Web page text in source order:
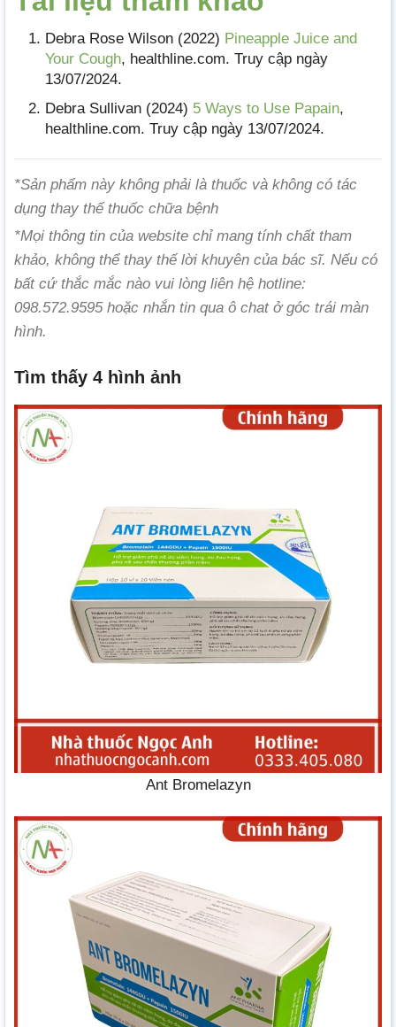
Debra Rose Wilson (2022) Pineapple Juice and
Your Cough, healthline.com. Truy cập ngày
13/07/2024.
Debra Sullivan (2024) 5 Ways to Use Papain,
healthline.com. Truy cập ngày 13/07/2024.
*Sản phẩm này không phải là thuốc và không có tác
dụng thay thế thuốc chữa bệnh
*Mọi thông tin của website chỉ mang tính chất tham
khảo, không thể thay thế lời khuyên của bác sĩ. Nếu có
bất cứ thắc mắc nào vui lòng liên hệ hotline:
098.572.9595 hoặc nhắn tin qua ô chat ở góc trái màn
hình.
Tìm thấy 4 hình ảnh
Ant Bromelazyn